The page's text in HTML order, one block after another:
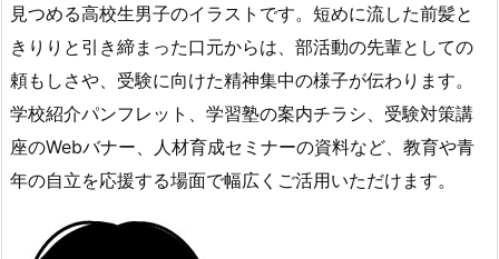
見つめる高校生男子のイラストです。短めに流した前髪と
きりりと引き締まった口元からは、部活動の先輩としての
頼もしさや、受験に向けた精神集中の様子が伝わります。
学校紹介パンフレット、学習塾の案内チラシ、受験対策講
座のWebバナー、人材育成セミナーの資料など、教育や青
年の自立を応援する場面で幅広くご活用いただけます。